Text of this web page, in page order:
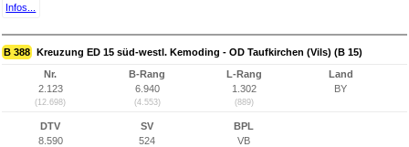
Infos...
B 388 Kreuzung ED 15 süd-westl. Kemoding - OD Taufkirchen (Vils) (B 15)
Nr.
2.123
(12.698)
B-Rang
6.940
(4.553)
L-Rang
1.302
(889)
Land
BY
DTV
8.590
SV
524
BPL
VB